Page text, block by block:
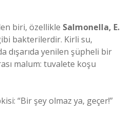
biri, özellikle Salmonella, E.
bakterilerdir. Kirli su,
dışarıda yenilen şüpheli bir
malum: tuvalete koşu
“Bir şey olmaz ya, geçer!”